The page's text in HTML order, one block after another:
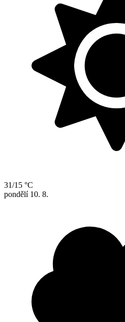
31/15 °C
pondělí 10. 8.